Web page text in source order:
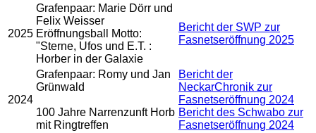
2025
Grafenpaar: Marie Dörr und
Felix Weisser
Eröffnungsball Motto:
"Sterne, Ufos und E.T. :
Horber in der Galaxie
Bericht der SWP zur
Fasnetseröffnung 2025
2024
Grafenpaar: Romy und Jan
Grünwald
100 Jahre Narrenzunft Horb
mit Ringtreffen
Bericht der
NeckarChronik zur
Fasnetseröffnung 2024
Bericht des Schwabo zur
Fasnetseröffnung 2024